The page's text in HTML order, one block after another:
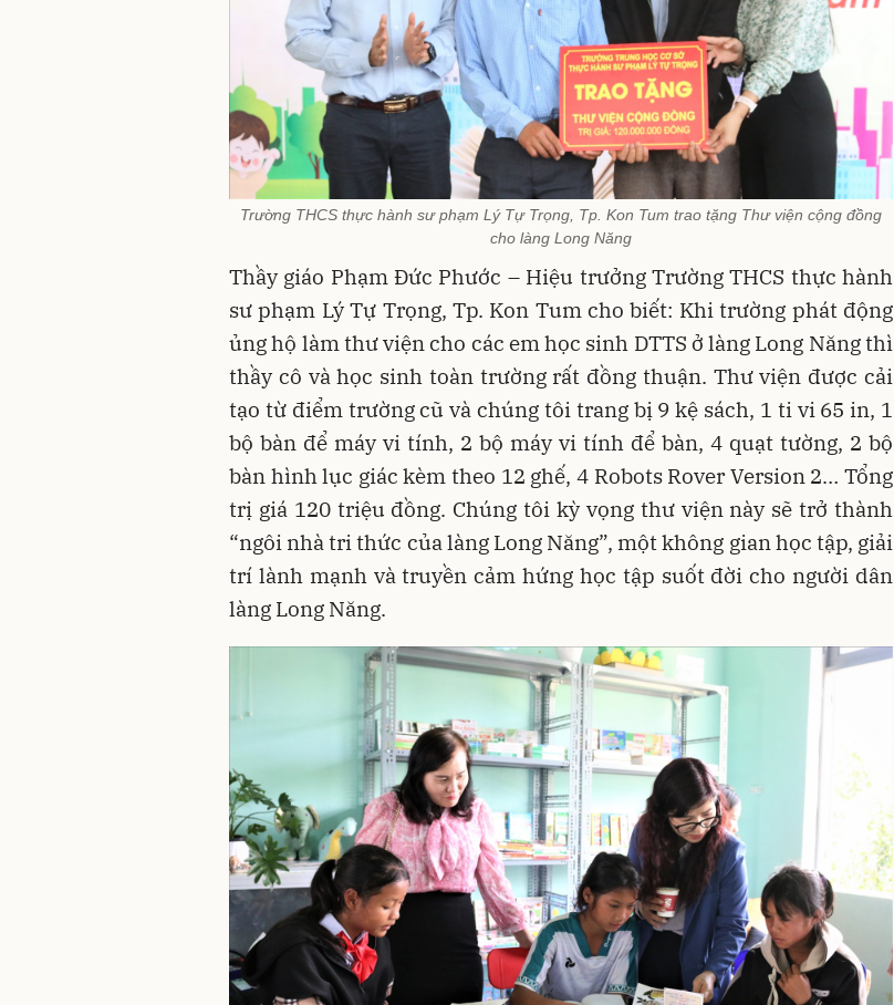
Trường THCS thực hành sư phạm Lý Tự Trọng, Tp. Kon Tum trao tặng Thư viện cộng đồng
cho làng Long Năng
Thầy giáo Phạm Đức Phước – Hiệu trưởng Trường THCS thực hành
sư phạm Lý Tự Trọng, Tp. Kon Tum cho biết: Khi trường phát động
ủng hộ làm thư viện cho các em học sinh DTTS ở làng Long Năng thì
thầy cô và học sinh toàn trường rất đồng thuận. Thư viện được cải
tạo từ điểm trường cũ và chúng tôi trang bị 9 kệ sách, 1 ti vi 65 in, 1
bộ bàn để máy vi tính, 2 bộ máy vi tính để bàn, 4 quạt tường, 2 bộ
bàn hình lục giác kèm theo 12 ghế, 4 Robots Rover Version 2… Tổng
trị giá 120 triệu đồng. Chúng tôi kỳ vọng thư viện này sẽ trở thành
“ngôi nhà tri thức của làng Long Năng”, một không gian học tập, giải
trí lành mạnh và truyền cảm hứng học tập suốt đời cho người dân
làng Long Năng.